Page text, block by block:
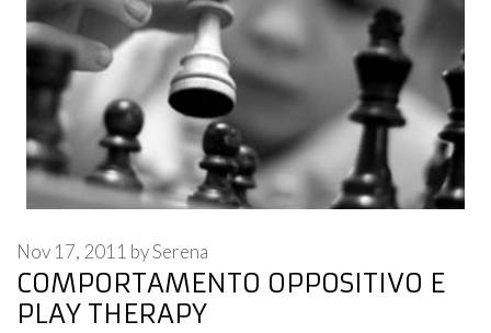
COMPORTAMENTO OPPOSITIVO E
PLAY THERAPY
Nov 17, 2011 bySerena